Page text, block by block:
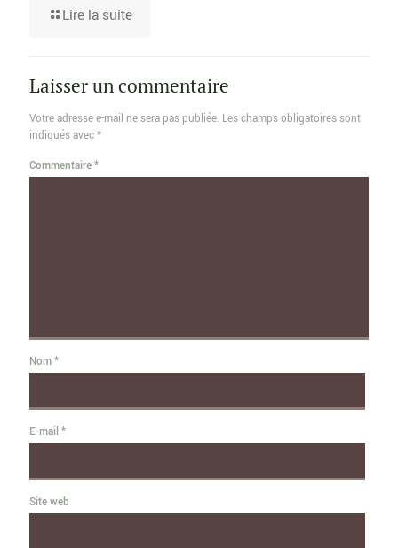
Lire la suite
Laisser un commentaire
Votre adresse e-mail ne sera pas publiée. Les champs obligatoires sont
indiqués avec*
Commentaire*
Nom*
E-mail *
Site web